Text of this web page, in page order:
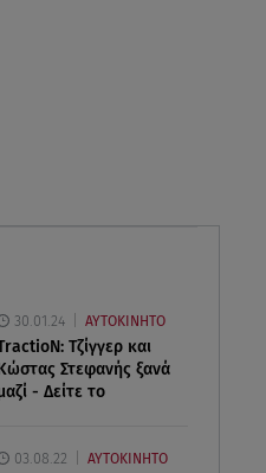
ζωή της
30.01.24 ΑΥΤΟΚΙΝΗΤΟ
Τζίγγερ και
Στεφανής ξανά
- Δείτε το
03.08.22 ΑΥΤΟΚΙΝΗΤΟ